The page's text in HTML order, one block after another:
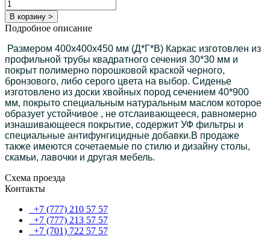
В корзину >
Подробное описание
Размером 400х400х450 мм (Д*Г*В) Каркас изготовлен из
профильной трубы квадратного сечения 30*30 мм и
покрыт полимерно порошковой краской черного,
бронзового, либо серого цвета на выбор. Сиденье
изготовлено из доски хвойных пород сечением 40*900
мм, покрыто специальным натуральным маслом которое
образует устойчивое , не отслаивающееся, равномерно
изнашивающееся покрытие, содержит УФ фильтры и
специальные антифунгицидные добавки.В продаже
также имеются сочетаемые по стилю и дизайну столы,
скамьи, лавочки и другая мебель.
Схема проезда
Контакты
+7 (777) 210 57 57
+7 (777) 213 57 57
+7 (701) 722 57 57